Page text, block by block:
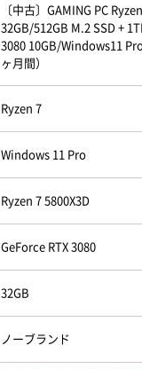
〔中古〕GAMING PC
32GB/512GB M.2 SSD +
3080 10GB/Windows11
ヶ月間）
Ryzen 7
Windows 11 Pro
Ryzen 7 5800X3D
GeForce RTX 3080
32GB
ノーブランド